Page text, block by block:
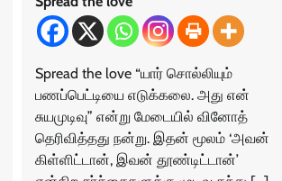
Spread the love “யார் சொல்லியும்
பணப்பெட்டியை எடுக்கலை. அது என்
சுயமுடிவு” என்று மேடையில் வினோத்
தெரிவித்தது நன்று. இதன் மூலம் ‘அவன்
கிள்ளிட்டான், இவன் தூண்டிட்டான்’